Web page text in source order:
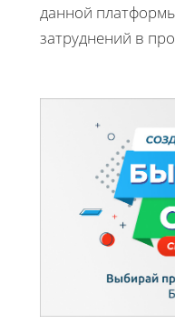
данной
затруднений в